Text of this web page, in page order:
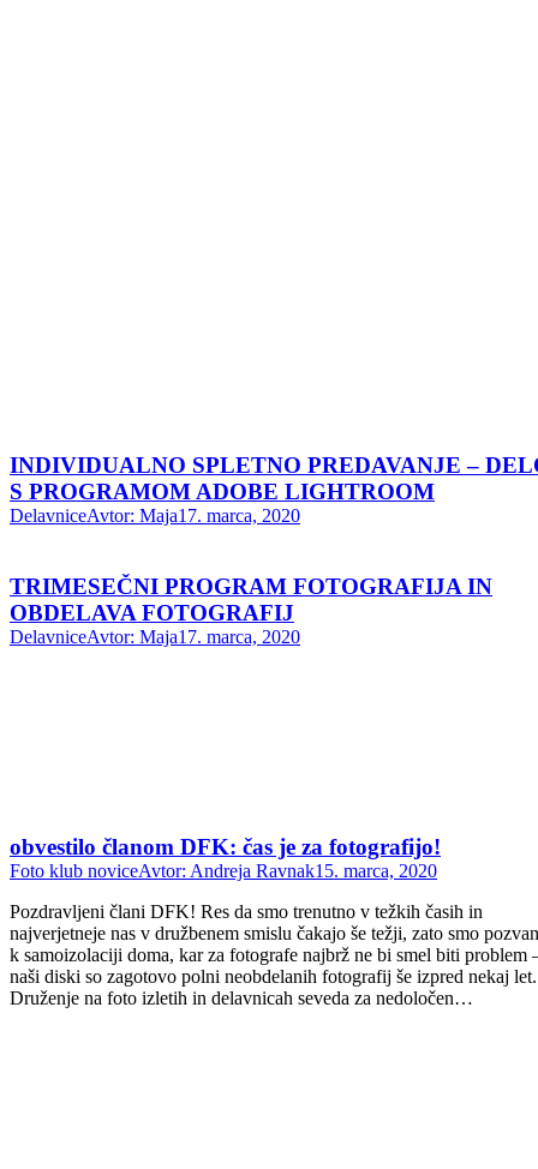
INDIVIDUALNO SPLETNO PREDAVANJE –
S PROGRAMOM ADOBE LIGHTROOM
DelavniceAvtor: Maja17. marca, 2020
TRIMESEČNI PROGRAM FOTOGRAFIJA IN
OBDELAVA FOTOGRAFIJ
DelavniceAvtor: Maja17. marca, 2020
obvestilo članom DFK: čas je za fotografijo!
Foto klub noviceAvtor: Andreja Ravnak15. marca, 2020
Pozdravljeni člani DFK! Res da smo trenutno v težkih časih in
najverjetneje nas v družbenem smislu čakajo še težji, zato smo
k samoizolaciji doma, kar za fotografe najbrž ne bi smel biti problem
naši diski so zagotovo polni neobdelanih fotografij še izpred nekaj
Druženje na foto izletih in delavnicah seveda za nedoločen…